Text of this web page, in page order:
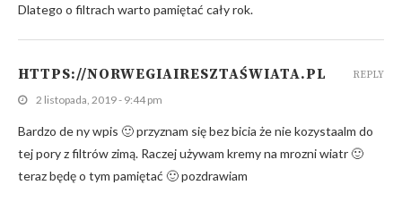
Dlatego o filtrach warto pamiętać cały rok.
HTTPS://NORWEGIAIRESZTAŚWIATA.PL
2 listopada, 2019 - 9:44 pm
Bardzo de ny wpis 🙂 przyznam się bez bicia że nie kozystaalm do
tej pory z filtrów zimą. Raczej używam kremy na mrozni wiatr 🙂
teraz będę o tym pamiętać 🙂 pozdrawiam
REPLY